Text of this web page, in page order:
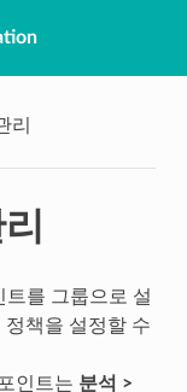
리
트를 그룹으로 설
책을 설정할 수
인트는 분석 >